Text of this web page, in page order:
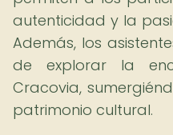
autenticidad y la
Además, los
de explorar la
Cracovia,
patrimonio cultural.